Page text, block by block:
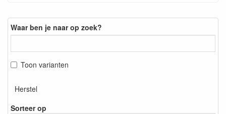
Waar ben je naar op zoek?
Toon varianten
Herstel
Sorteer op